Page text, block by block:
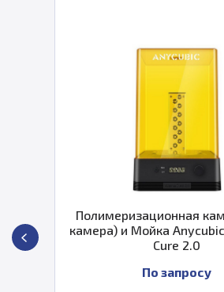
камера (УФ-
и Мойка Anycubic Wash and